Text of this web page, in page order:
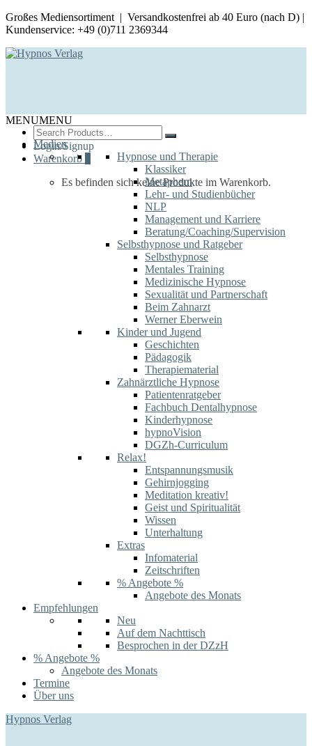
Großes Mediensortiment | Versandkostenfrei ab 40 Euro (nach D) |
Kundenservice: +49 (0)711 2369344
Search
for:
Login/Signup
Warenkorb
Es befinden sich keine Produkte im Warenkorb.
MENUMENU
Medien
Hypnose und Therapie
Klassiker
Metaphern
Lehr- und Studienbücher
NLP
Management und Karriere
Beratung/Coaching/Supervision
Selbsthypnose und Ratgeber
Selbsthypnose
Mentales Training
Medizinische Hypnose
Sexualität und Partnerschaft
Beim Zahnarzt
Werner Eberwein
Kinder und Jugend
Geschichten
Pädagogik
Therapiematerial
Zahnärztliche Hypnose
Patientenratgeber
Fachbuch Dentalhypnose
Kinderhypnose
hypnoVision
DGZh-Curriculum
Relax!
Entspannungsmusik
Gehirnjogging
Meditation kreativ!
Geist und Spiritualität
Wissen
Unterhaltung
Extras
Infomaterial
Zeitschriften
% Angebote %
Angebote des Monats
Empfehlungen
Neu
Auf dem Nachttisch
Besprochen in der DZzH
% Angebote %
Angebote des Monats
Termine
Über uns
Hypnos Verlag